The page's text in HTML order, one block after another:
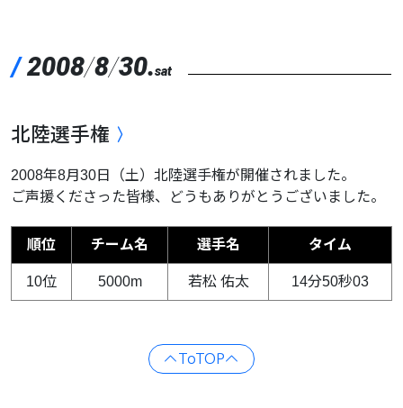
/2008/8/30.sat
北陸選手権
2008年8月30日（土）北陸選手権が開催されました。
ご声援くださった皆様、どうもありがとうございました。
順位 チーム名 選手名 タイム
10位 5000m 若松 佑太 14分50秒03
ToTOP